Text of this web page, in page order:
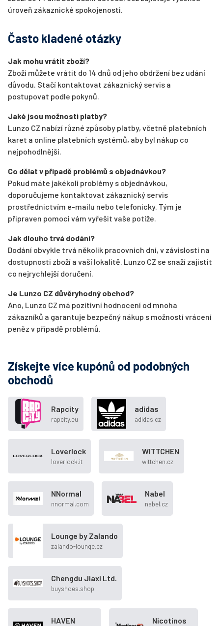
úroveň zákaznické spokojenosti.
Často kladené otázky
Jak mohu vrátit zboží?
Zboží můžete vrátit do 14 dnů od jeho obdržení bez udání
důvodu. Stačí kontaktovat zákaznický servis a
postupovat podle pokynů.
Jaké jsou možnosti platby?
Lunzo CZ nabízí různé způsoby platby, včetně platebních
karet a online platebních systémů, aby byl nákup co
nejpohodlnější.
Co dělat v případě problémů s objednávkou?
Pokud máte jakékoli problémy s objednávkou,
doporučujeme kontaktovat zákaznický servis
prostřednictvím e-mailu nebo telefonicky. Tým je
připraven pomoci vám vyřešit vaše potíže.
Jak dlouho trvá dodání?
Dodání obvykle trvá několik pracovních dní, v závislosti na
dostupnosti zboží a vaší lokalitě. Lunzo CZ se snaží zajistit
co nejrychlejší doručení.
Je Lunzo CZ důvěryhodný obchod?
Ano, Lunzo CZ má pozitivní hodnocení od mnoha
zákazníků a garantuje bezpečný nákup s možností vrácení
peněz v případě problémů.
Získejte více kupónů od podobných
obchodů
Rapcity
rapcity.eu
adidas
adidas.cz
Loverlock
loverlock.it
WITTCHEN
wittchen.cz
NNormal
nnormal.com
Nabel
nabel.cz
Lounge by Zalando
zalando-lounge.cz
Chengdu Jiaxi Ltd.
buyshoes.shop
HAVEN Nicotinos